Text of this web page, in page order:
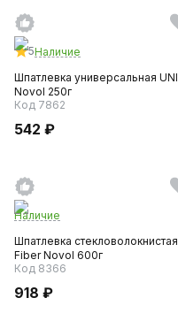
5Наличие
Шпатлевка универсальная UNI
Novol 250г
Код 7862
542 ₽
Наличие
Шпатлевка стекловолокнистая
Fiber Novol 600г
Код 8366
918 ₽